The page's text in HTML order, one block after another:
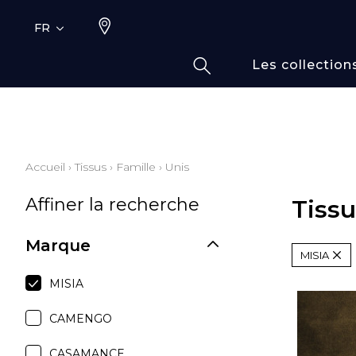
FR
Les
Accueil ›Tissus › Famille › Unis
Affiner la recherche
Marque
MISIA
CAMENGO
MISIA